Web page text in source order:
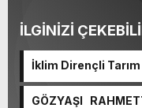
İLGİNİZİ
İklim Dirençli
GÖZYAŞI